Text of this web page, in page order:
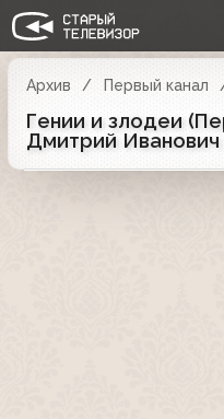
Архив Первый канал
Гении и злодеи
Дмитрий